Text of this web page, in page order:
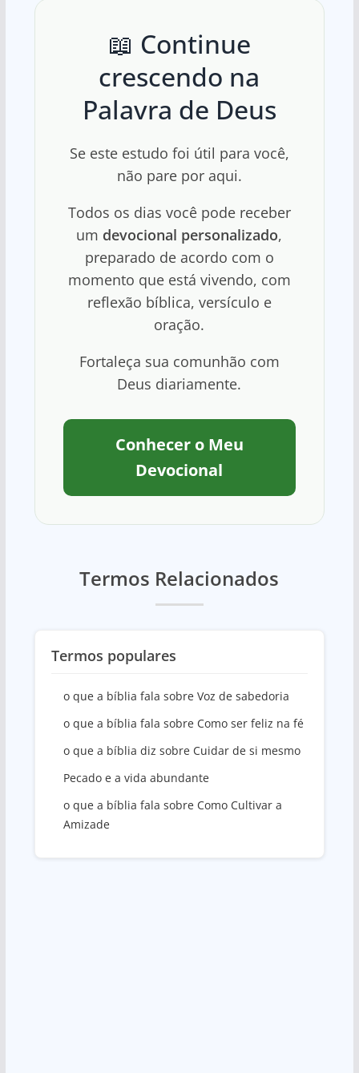
📖 Continue
crescendo na
Palavra de Deus
Se este estudo foi útil para você,
não pare por aqui.
Todos os dias você pode receber
um devocional personalizado,
preparado de acordo com o
momento que está vivendo, com
reflexão bíblica, versículo e
oração.
Fortaleça sua comunhão com
Deus diariamente.
Conhecer o Meu
Devocional
Termos Relacionados
Termos populares
o que a bíblia fala sobre Voz de sabedoria
o que a bíblia fala sobre Como ser feliz na fé
o que a bíblia diz sobre Cuidar de si mesmo
Pecado e a vida abundante
o que a bíblia fala sobre Como Cultivar a
Amizade